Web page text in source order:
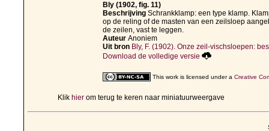
Bly (1902, fig. 11)
Beschrijving Schrankklamp: een type klamp.
op de reling of de masten van een zeilsloep
de zeilen, vast te leggen.
Auteur Anoniem
Uit bron Bly, F. (1902). Onze zeil-vischsloepen:
Download de volledige versie
This work is licensed under a Creative
Klik hier om terug te keren naar miniatuurweergave